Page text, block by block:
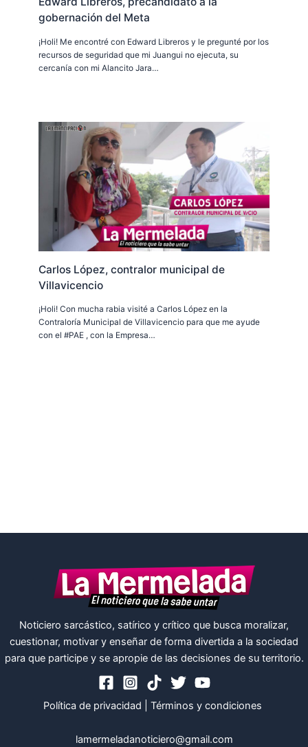
gobernación del Meta
¡Holi! Me encontré con Edward Libreros y le pregunté por los
recursos de seguridad que mi Juangui no ejecuta, su
cercanía con mi Alancito Jara…
Carlos López, contralor municipal de
Villavicencio
¡Holi! Con mucha rabia visité a Carlos López en la
Contraloría Municipal de Villavicencio para que me ayude
con el #PAE , con la Empresa…
Noticiero sarcástico, satírico y crítico que busca moralizar,
cuestionar, motivar y enseñar de forma divertida a la sociedad
para que participe y se apropie de las decisiones de su territorio.
Política de privacidad Términos y condiciones
lamermeladanoticiero@gmail.com